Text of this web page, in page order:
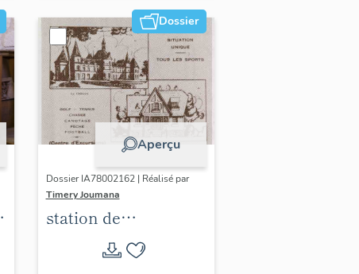
Dossier
Aperçu
Dossier IA78002162 | Réalisé par
Timery Joumana
station de
villégiature
d'Elisabethville